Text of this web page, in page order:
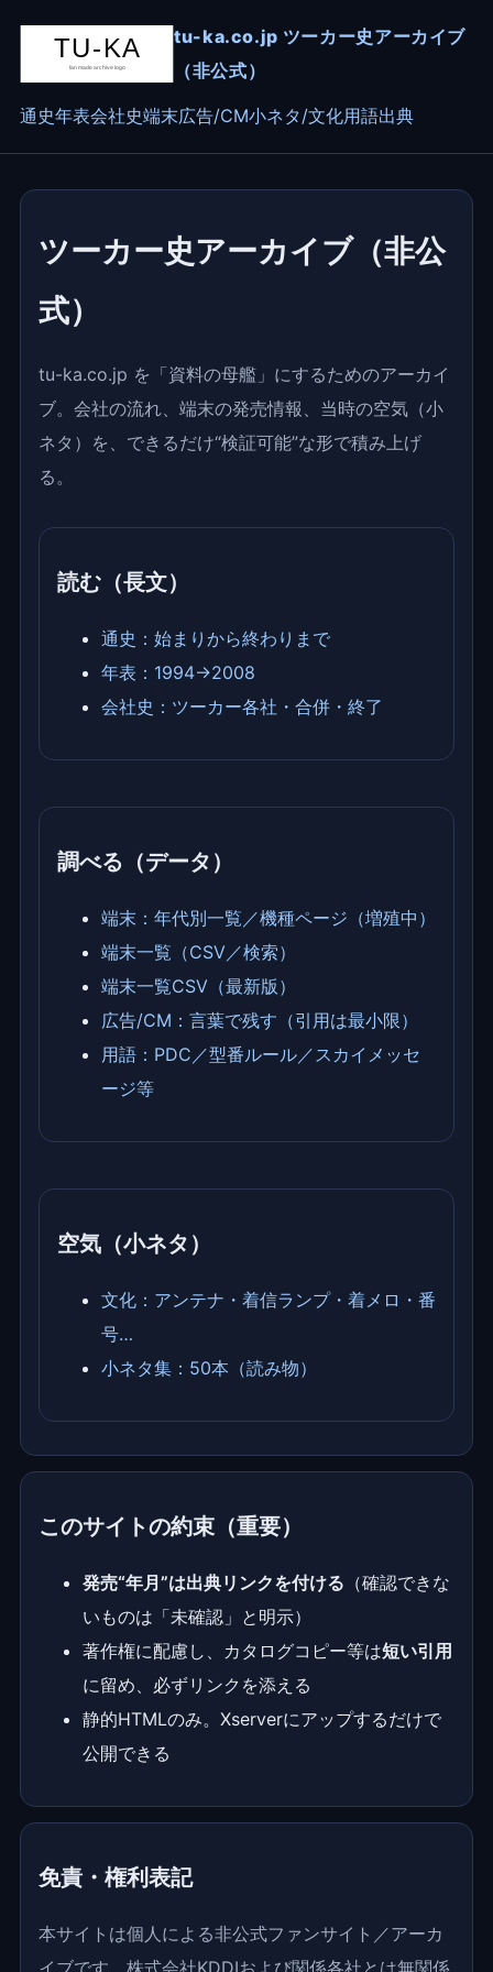
tu-ka.co.jp ツーカー史アーカイブ
（非公式）
通史年表会社史端末広告/CM小ネタ/文化用語出典
ツーカー史アーカイブ（非公
式）
tu-ka.co.jp を「資料の母艦」にするためのアーカイ
ブ。会社の流れ、端末の発売情報、当時の空気（小
ネタ）を、できるだけ“検証可能”な形で積み上げ
る。
読む（長文）
通史：始まりから終わりまで
年表：1994→2008
会社史：ツーカー各社・合併・終了
調べる（データ）
端末：年代別一覧／機種ページ（増殖中）
端末一覧（CSV／検索）
端末一覧CSV（最新版）
広告/CM：言葉で残す（引用は最小限）
用語：PDC／型番ルール／スカイメッセ
ージ等
空気（小ネタ）
文化：アンテナ・着信ランプ・着メロ・番
号…
小ネタ集：50本（読み物）
このサイトの約束（重要）
発売“年月”は出典リンクを付ける （確認できな
いものは「未確認」と明示）
著作権に配慮し、カタログコピー等は短い引用
に留め、必ずリンクを添える
静的HTMLのみ。Xserverにアップするだけで
公開できる
免責・権利表記
本サイトは個人による非公式ファンサイト／アーカ
イブです。株式会社KDDIおよび関係各社とは無関係